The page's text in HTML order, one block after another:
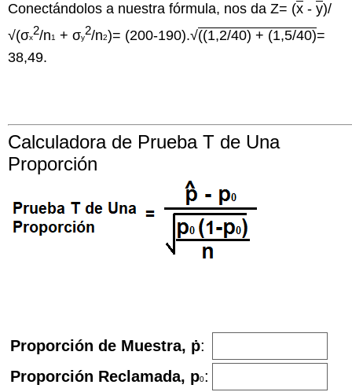
Conectándolos a nuestra fórmula, nos da Z= (x - y)/
√(σx
2/n1 + σy
2/n2)= (200-190).√((1,2/40) + (1,5/40)=
38,49.
Calculadora de Prueba T de Una
Proporción
Proporción de Muestra, ṗ:
Proporción Reclamada, p0: